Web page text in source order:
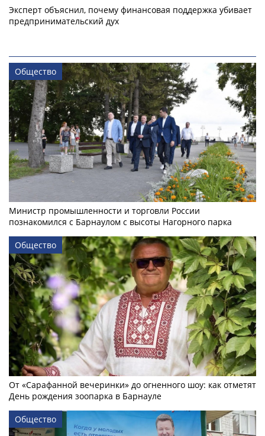
Эксперт объяснил, почему финансовая поддержка убивает
предпринимательский дух
Общество
Министр промышленности и торговли России
познакомился с Барнаулом с высоты Нагорного парка
Общество
От «Сарафанной вечеринки» до огненного шоу: как отметят
День рождения зоопарка в Барнауле
Общество